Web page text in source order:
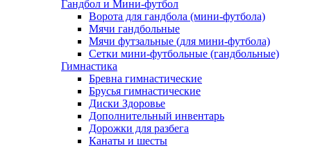
Гандбол и Мини-футбол
Ворота для гандбола (мини-футбола)
Мячи гандбольные
Мячи футзальные (для мини-футбола)
Сетки мини-футбольные (гандбольные)
Гимнастика
Бревна гимнастические
Брусья гимнастические
Диски Здоровье
Дополнительный инвентарь
Дорожки для разбега
Канаты и шесты